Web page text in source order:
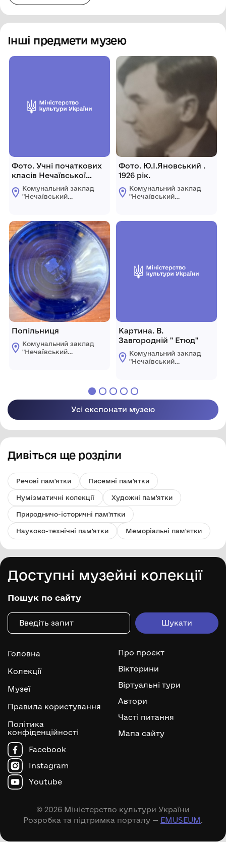
Інші предмети музею
Фото. Учні початкових
класів Нечаївської
церковно-прихідської
школи
Комунальний заклад
"Нечаївський
Яновського"
Компаніївської
селищної ради
Попільниця
Комунальний заклад
"Нечаївський
Фото. Ю.І.Яновський .
1926 рік.
Комунальний заклад
"Нечаївський
Яновського"
Картина. В.
Завгородній " Етюд"
Комунальний заклад
"Нечаївський
Компаніївської
селищної ради
Усі експонати музею
Дивіться ще розділи
Речові пам'ятки Писемні пам'ятки
Нумізматичні колекції Художні пам'ятки
Природничо-історичні пам'ятки
Науково-технічні пам'ятки Меморіальні пам'ятки
Доступні музейні колекції
Пошук по сайту
Головна
Колекції
Музеї
Правила користування
Політика
конфіденційності
Про проєкт
Вікторини
Віртуальні тури
Автори
Часті питання
Мапа сайту
Facebook
Instagram
Youtube
© 2026 Міністерство культури України
Розробка та підтримка порталу — EMUSEUM.